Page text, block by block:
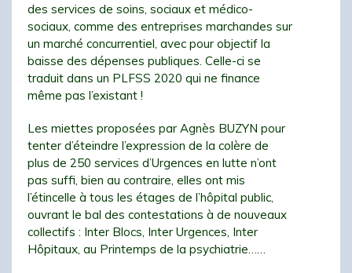
des services de soins, sociaux et médico-
sociaux, comme des entreprises marchandes sur
un marché concurrentiel, avec pour objectif la
baisse des dépenses publiques. Celle-ci se
traduit dans un PLFSS 2020 qui ne finance
même pas l’existant !
Les miettes proposées par Agnès BUZYN pour
tenter d’éteindre l’expression de la colère de
plus de 250 services d’Urgences en lutte n’ont
pas suffi, bien au contraire, elles ont mis
l’étincelle à tous les étages de l’hôpital public,
ouvrant le bal des contestations à de nouveaux
collectifs : Inter Blocs, Inter Urgences, Inter
Hôpitaux, au Printemps de la psychiatrie……